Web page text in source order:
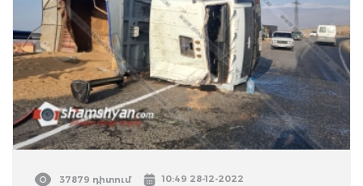
37879 դիտում 10:49 28-12-2022